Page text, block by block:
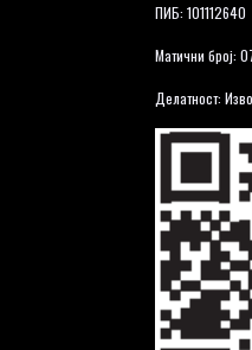
ПИБ: 101112640
Матични број:
Делатност: